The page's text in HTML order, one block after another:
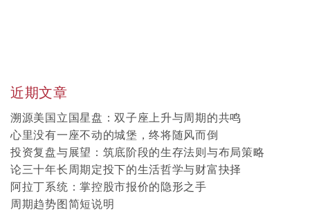
近期文章
溯源美国立国星盘：双子座上升与周期的共鸣
心里没有一座不动的城堡，终将随风而倒
投资复盘与展望：筑底阶段的生存法则与布局策略
论三十年长周期定投下的生活哲学与财富抉择
阿拉丁系统：掌控股市报价的隐形之手
周期趋势图简短说明